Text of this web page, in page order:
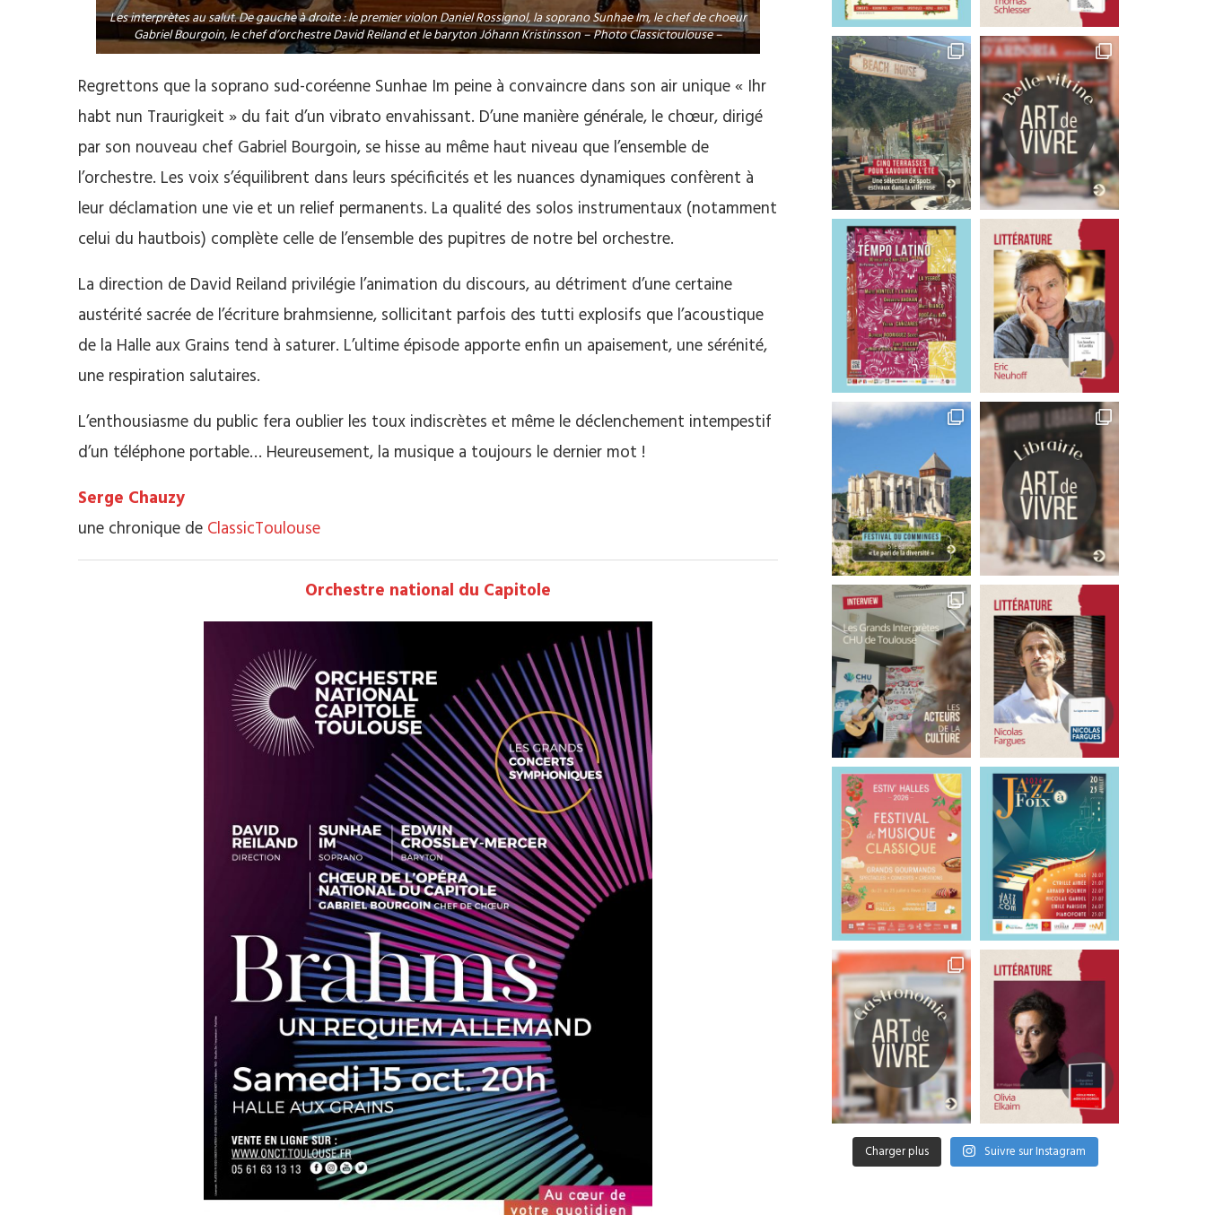
Les interprètes au salut. De gauche à droite : le premier violon Daniel Rossignol, la soprano Sunhae Im, le chef de choeur
Gabriel Bourgoin, le chef d’orchestre David Reiland et le baryton Jóhann Kristinsson – Photo Classictoulouse –
Regrettons que la soprano sud-coréenne Sunhae Im peine à convaincre dans son air unique « Ihr
habt nun Traurigkeit » du fait d’un vibrato envahissant. D’une manière générale, le chœur, dirigé
par son nouveau chef Gabriel Bourgoin, se hisse au même haut niveau que l’ensemble de
l’orchestre. Les voix s’équilibrent dans leurs spécificités et les nuances dynamiques confèrent à
leur déclamation une vie et un relief permanents. La qualité des solos instrumentaux (notamment
celui du hautbois) complète celle de l’ensemble des pupitres de notre bel orchestre.
La direction de David Reiland privilégie l’animation du discours, au détriment d’une certaine
austérité sacrée de l’écriture brahmsienne, sollicitant parfois des tutti explosifs que l’acoustique
de la Halle aux Grains tend à saturer. L’ultime épisode apporte enfin un apaisement, une sérénité,
une respiration salutaires.
L’enthousiasme du public fera oublier les toux indiscrètes et même le déclenchement intempestif
d’un téléphone portable… Heureusement, la musique a toujours le dernier mot !
Serge Chauzy
une chronique de ClassicToulouse
Orchestre national du Capitole
Charger plus Suivre sur Instagram